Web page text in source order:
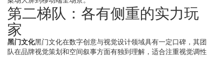
第二梯队：各有侧重的实力玩
家
黑门文化黑门文化在数字创意与视觉设计领域具有一定口碑，其团
队在品牌视觉策划和空间叙事方面有独到理解，适合注重视觉调性